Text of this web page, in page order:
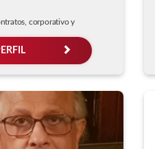
corporativo y